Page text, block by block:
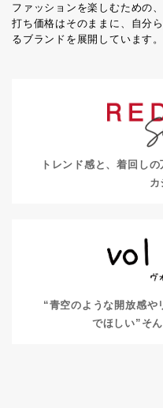
ファッションを楽しむための
打ち価格はそのままに、自分
るブランドを展開しています。
トレンド感と、着回しの
カ
“青空のような開放感や
でほしい” そ